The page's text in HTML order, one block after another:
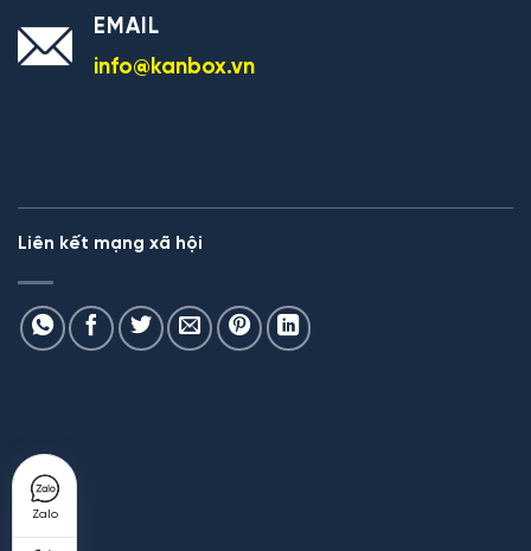
Zalo
EMAIL
info@kanbox.vn
Liên kết mạng xã hội